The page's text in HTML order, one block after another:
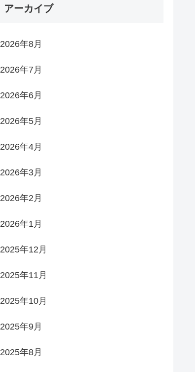
アーカイブ
2026年8月
2026年7月
2026年6月
2026年5月
2026年4月
2026年3月
2026年2月
2026年1月
2025年12月
2025年11月
2025年10月
2025年9月
2025年8月